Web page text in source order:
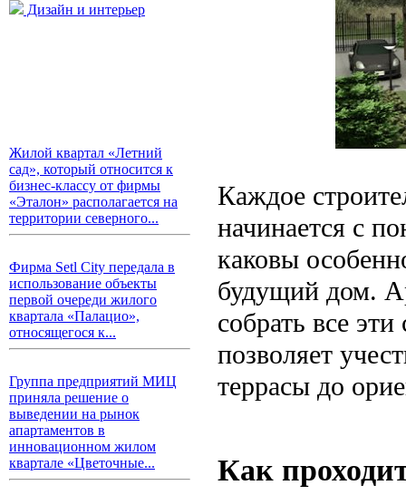
Дизайн и интерьер
Жилой квартал «Летний
сад», который относится к
бизнес-классу от фирмы
«Эталон» располагается на
территории северного...
Фирма Setl City передала в
использование объекты
первой очереди жилого
квартала «Палацио»,
относящегося к...
Группа предприятий МИЦ
приняла решение о
выведении на рынок
апартаментов в
инновационном жилом
квартале «Цветочные...
Каждое
начинается с
каковы
будущий дом.
собрать все
позволяет
террасы до
Как